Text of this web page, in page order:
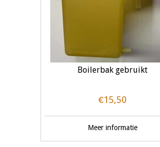
Boilerbak gebruikt
€15,50
Meer informatie